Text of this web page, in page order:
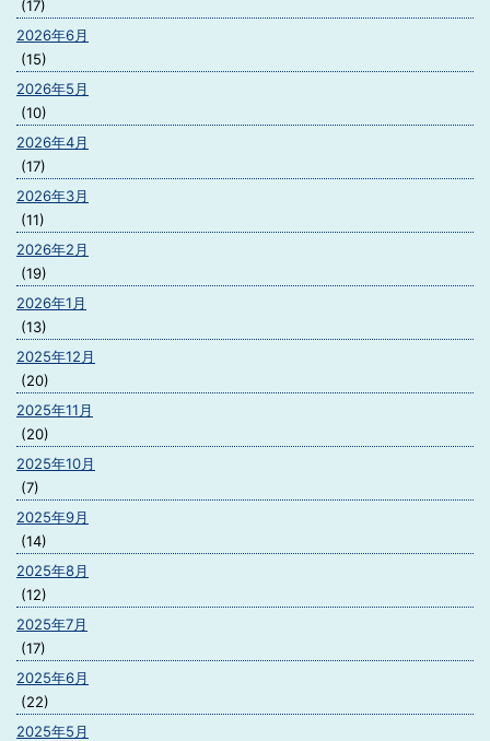
(17)
2026年6月
(15)
2026年5月
(10)
2026年4月
(17)
2026年3月
(11)
2026年2月
(19)
2026年1月
(13)
2025年12月
(20)
2025年11月
(20)
2025年10月
(7)
2025年9月
(14)
2025年8月
(12)
2025年7月
(17)
2025年6月
(22)
2025年5月